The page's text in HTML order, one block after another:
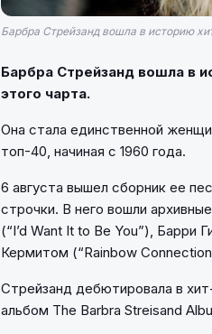
Барбра Стрейзанд вошла в историю
Барбра Стрейзанд вошла в
этого чарта.
Она стала единственной
топ-40, начиная с 1960 года.
6 августа вышел сборник ее
строчки. В него вошли
(“I’d Want It to Be You”), Барри
Кермитом (“Rainbow
Стрейзанд дебютировала в
альбом The Barbra Streisand